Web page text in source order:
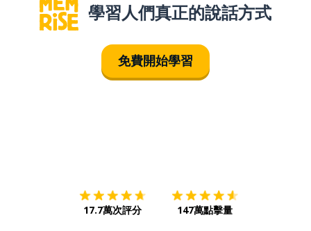
學習人們真正的說話方式
免費開始學習
17.7萬次評分 147萬點擊量